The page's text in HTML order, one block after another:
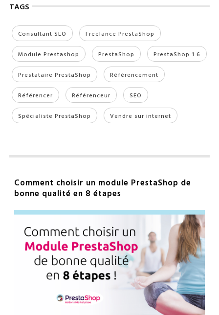
TAGS
Consultant SEO Freelance PrestaShop
Module Prestashop PrestaShop PrestaShop 1.6
Prestataire PrestaShop Référencement
Référencer Référenceur SEO
Spécialiste PrestaShop Vendre sur internet
Comment choisir un module PrestaShop de
bonne qualité en 8 étapes